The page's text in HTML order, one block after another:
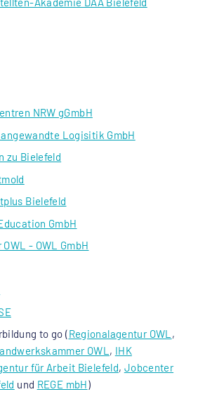
NRW gGmbH
Logisitik GmbH
zu Bielefeld
Bielefeld
GmbH
- OWL GmbH
to go (Regionalagentur OWL ,
OWL , IHK
für Arbeit Bielefeld, Jobcenter
und REGE mbH)